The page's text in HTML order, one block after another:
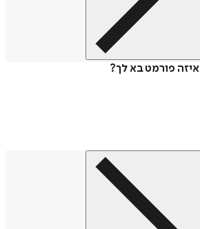
איזה פורמט בא לך?